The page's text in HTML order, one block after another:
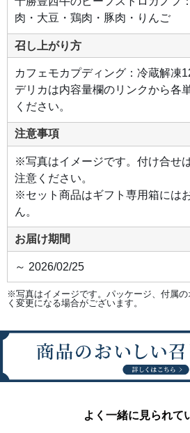
り生
まれ
たボ
リュ
ーム
感
メイ
ンデ
ィッ
にも
タリ
で
す。
●十
勝豊
西牛
のビ
ーフ
スト
ノフ
赤み
の旨
ふれ
海道
十勝
産
牛」
し、
肉・大豆・鶏肉・豚肉・りんご
召し上がり方
カフェモカプディング：冷蔵解凍
デリカは内容量欄のリンクから各
ください。
注意事項
※写真はイメージです。付け合せ
注意ください。
※セット商品はギフト専用箱には
ん。
お届け期間
～ 2026/02/25
※写真はイメージです。パッケージ、付属
く変更になる場合がございます。
よく一緒に見られて